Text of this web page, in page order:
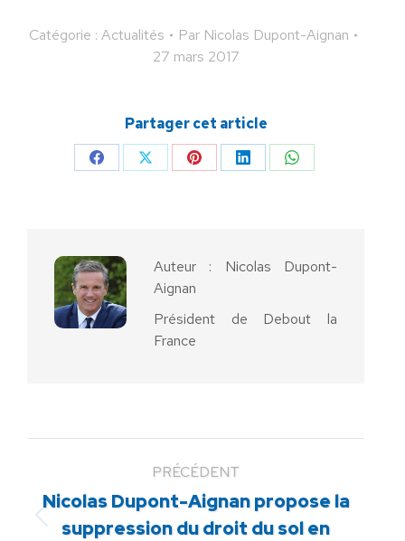
Catégorie : Actualités Par Nicolas Dupont-Aignan
27 mars 2017
Partager cet article
PartagerPartagerPartagerPartagerPartager
Auteur : Nicolas Dupont-
Aignan
Président de Debout la
France
PRÉCÉDENT
Article
Nicolas Dupont-Aignan propose la
suppression du droit du sol en